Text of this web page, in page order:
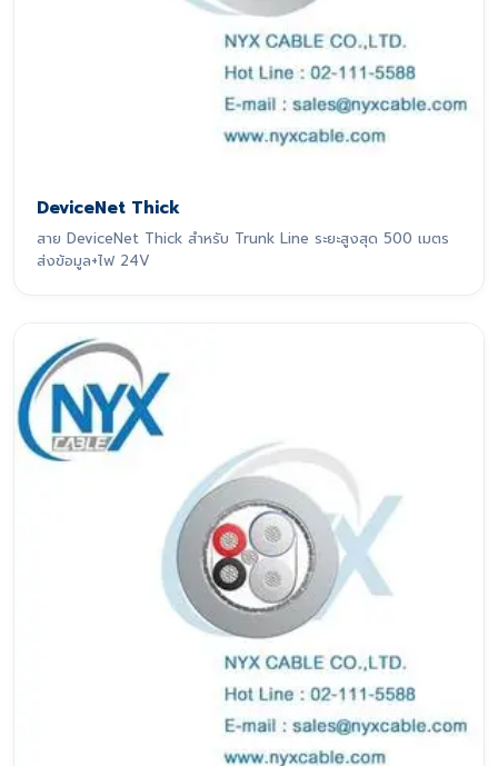
DeviceNet Thick
สาย DeviceNet Thick สำหรับ Trunk Line ระยะสูงสุด 500 เมตร
ส่งข้อมูล+ไฟ 24V